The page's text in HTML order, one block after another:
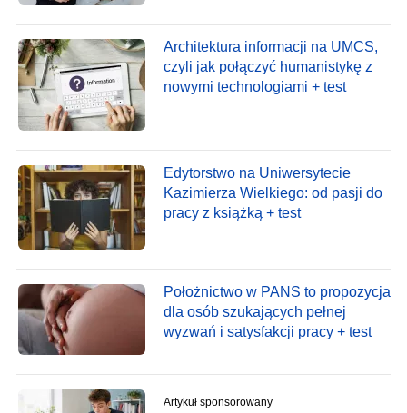
Architektura informacji na UMCS,
czyli jak połączyć humanistykę z
nowymi technologiami + test
Edytorstwo na Uniwersytecie
Kazimierza Wielkiego: od pasji do
pracy z książką + test
Położnictwo w PANS to propozycja
dla osób szukających pełnej
wyzwań i satysfakcji pracy + test
Artykuł sponsorowany